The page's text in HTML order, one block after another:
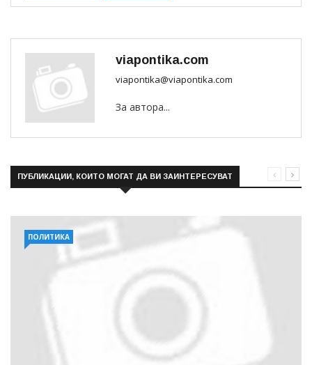
viapontika.com
viapontika@viapontika.com
За автора...
ПУБЛИКАЦИИ, КОИТО МОГАТ ДА ВИ ЗАИНТЕРЕСУВАТ
ПОЛИТИКА